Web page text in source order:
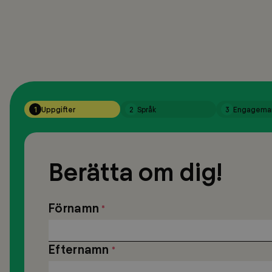
1 Uppgifter 2 Språk 3
Berätta om dig!
Uppgifter
Förnamn *
Efternamn *